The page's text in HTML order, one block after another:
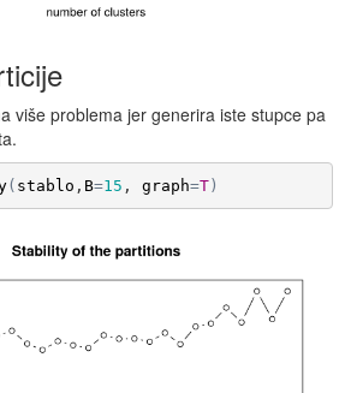
više problema jer generira iste stupce pa
( stablo , B=15 , graph=T)